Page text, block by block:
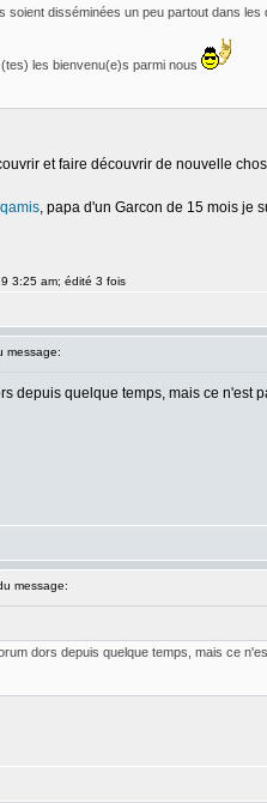
soient disséminées un peu partout dans les
les bienvenu(e)s parmi nous
et faire découvrir de nouvelle
qamis, papa d'un Garcon de 15 mois je
3:25 am; édité 3 fois
message:
depuis quelque temps, mais ce
message:
dors depuis quelque temps, mais ce